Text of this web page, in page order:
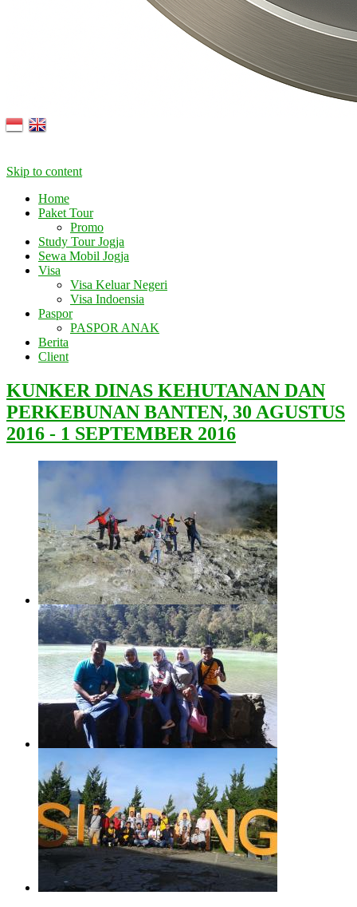
Skip to content
Home
Paket Tour
Promo
Study Tour Jogja
Sewa Mobil Jogja
Visa
Visa Keluar Negeri
Visa Indoensia
Paspor
PASPOR ANAK
Berita
Client
KUNKER DINAS KEHUTANAN DAN
PERKEBUNAN BANTEN, 30 AGUSTUS
2016 - 1 SEPTEMBER 2016